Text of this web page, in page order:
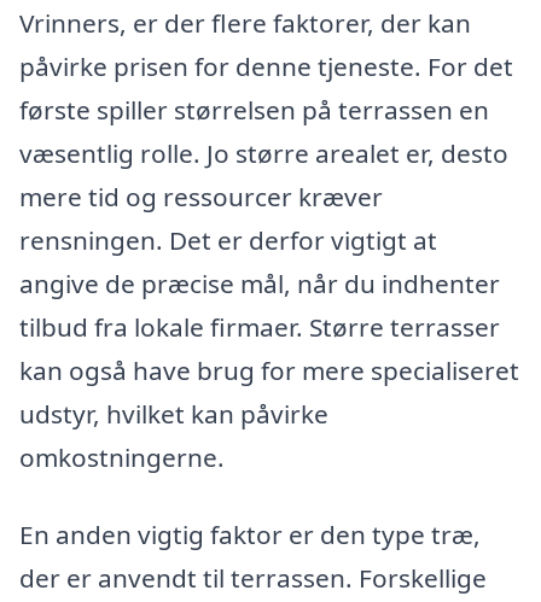
Vrinners, er der flere faktorer, der kan
påvirke prisen for denne tjeneste. For det
første spiller størrelsen på terrassen en
væsentlig rolle. Jo større arealet er, desto
mere tid og ressourcer kræver
rensningen. Det er derfor vigtigt at
angive de præcise mål, når du indhenter
tilbud fra lokale firmaer. Større terrasser
kan også have brug for mere specialiseret
udstyr, hvilket kan påvirke
omkostningerne.
En anden vigtig faktor er den type træ,
der er anvendt til terrassen. Forskellige